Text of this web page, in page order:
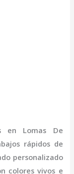
en Lomas De
rápidos de
personalizado
colores vivos e